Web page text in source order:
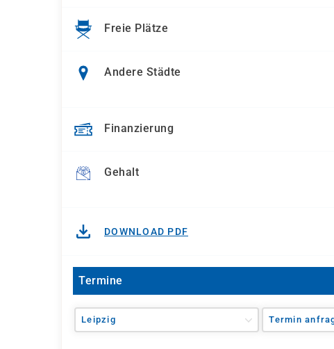
Freie Plätze
Andere Städte
Finanzierung
Gehalt
DOWNLOAD PDF
Termine
Leipzig Termin